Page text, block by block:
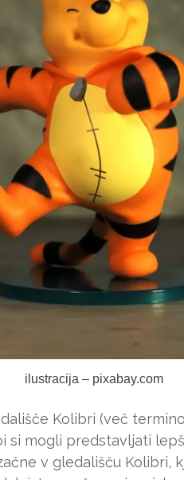
ilustracija – pixabay.com
Kolibri (več
si mogli predstavljati
v gledališču Kolibri,